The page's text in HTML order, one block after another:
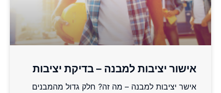
אישור יציבות למבנה – בדיקת יציבות
אישר יציבות למבנה – מה זה? חלק גדול מהמבנים